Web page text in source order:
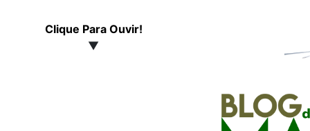
Clique Para Ouvir!
▼